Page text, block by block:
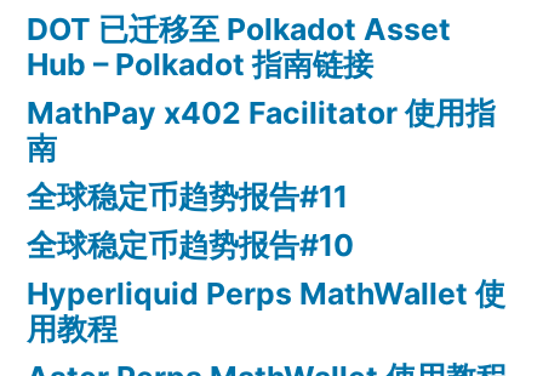
DOT 已迁移至 Polkadot Asset
Hub – Polkadot 指南链接
MathPay x402 Facilitator 使用指
南
全球稳定币趋势报告#11
全球稳定币趋势报告#10
Hyperliquid Perps MathWallet 使
用教程